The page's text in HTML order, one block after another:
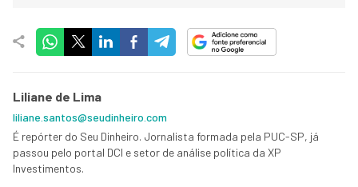
Liliane de Lima
liliane.santos@seudinheiro.com
É repórter do Seu Dinheiro. Jornalista formada pela PUC-SP, já
passou pelo portal DCI e setor de análise política da XP
Investimentos.